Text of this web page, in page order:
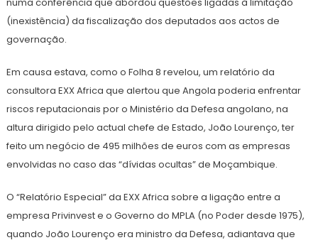
(inexistência) da fiscalização dos deputados aos actos de
governação.
Em causa estava, como o Folha 8 revelou, um relatório da
consultora EXX Africa que alertou que Angola poderia enfrentar
riscos reputacionais por o Ministério da Defesa angolano, na
altura dirigido pelo actual chefe de Estado, João Lourenço, ter
feito um negócio de 495 milhões de euros com as empresas
envolvidas no caso das “dívidas ocultas” de Moçambique.
O “Relatório Especial” da EXX Africa sobre a ligação entre a
empresa Privinvest e o Governo do MPLA (no Poder desde 1975),
quando João Lourenço era ministro da Defesa, adiantava que